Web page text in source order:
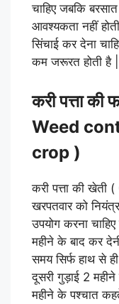
चाहिए जबकि
आवश्यकता नहीं
सिंचाई कर देना
कम जरूरत होती है |
करी पत्ता
Weed
crop )
करी पत्ता की
खरपतवार को
उपयोग करना
महीने के बाद कर
समय सिर्फ हाथ से
दूसरी गुड़ाई 2
महीने के पश्चात